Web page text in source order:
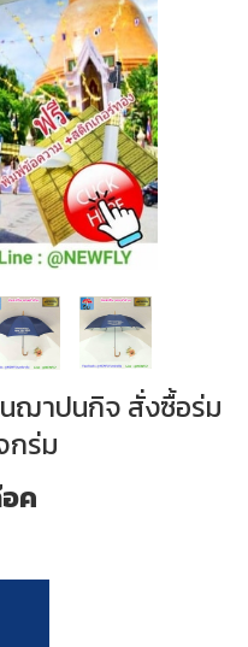
ฌาปนกิจ สั่งซื้อร่ม
กร่ม
ค